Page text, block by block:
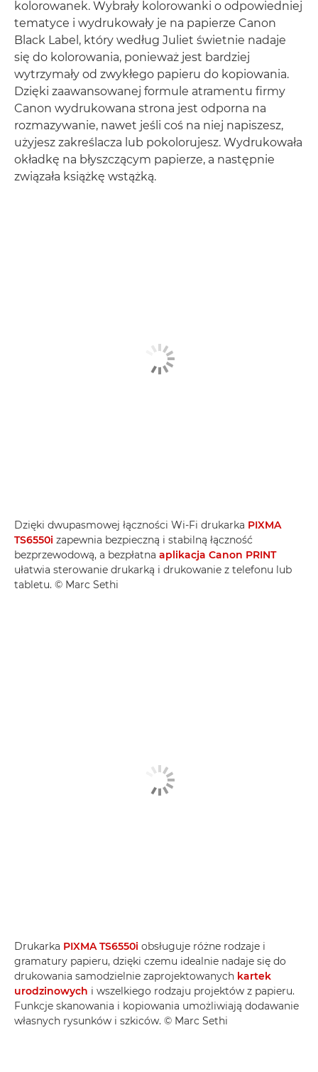
kolorowanek. Wybrały kolorowanki o odpowiedniej
tematyce i wydrukowały je na papierze Canon
Black Label, który według Juliet świetnie nadaje
się do kolorowania, ponieważ jest bardziej
wytrzymały od zwykłego papieru do kopiowania.
Dzięki zaawansowanej formule atramentu firmy
Canon wydrukowana strona jest odporna na
rozmazywanie, nawet jeśli coś na niej napiszesz,
użyjesz zakreślacza lub pokolorujesz. Wydrukowała
okładkę na błyszczącym papierze, a następnie
związała książkę wstążką.
Dzięki dwupasmowej łączności Wi-Fi drukarka PIXMA
TS6550i zapewnia bezpieczną i stabilną łączność
bezprzewodową, a bezpłatna aplikacja Canon PRINT
ułatwia sterowanie drukarką i drukowanie z telefonu lub
tabletu. © Marc Sethi
Drukarka PIXMA TS6550i obsługuje różne rodzaje i
gramatury papieru, dzięki czemu idealnie nadaje się do
drukowania samodzielnie zaprojektowanych kartek
urodzinowych i wszelkiego rodzaju projektów z papieru.
Funkcje skanowania i kopiowania umożliwiają dodawanie
własnych rysunków i szkiców. © Marc Sethi